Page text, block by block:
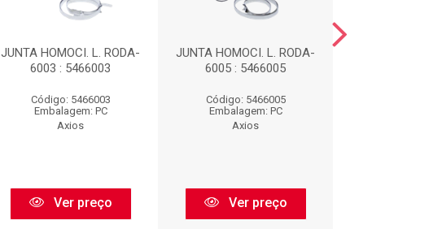
JUNTA HOMOCI. L. RODA-
6003 : 5466003
Código: 5466003
Embalagem: PC
Axios
Ver preço
JUNTA HOMOCI. L. RODA-
6005 : 5466005
Código: 5466005
Embalagem: PC
Axios
Ver preço